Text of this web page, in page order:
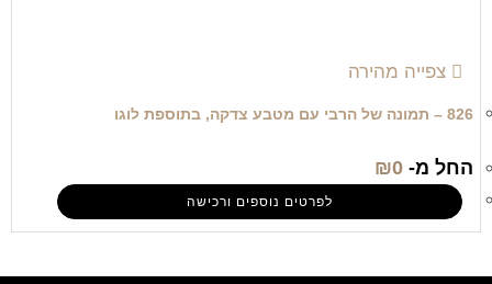
צפייה מהירה
826 – תמונה של הרבי עם מטבע צדקה, בתוספת לוגו
החל מ- ₪0
לפרטים נוספים ורכישה